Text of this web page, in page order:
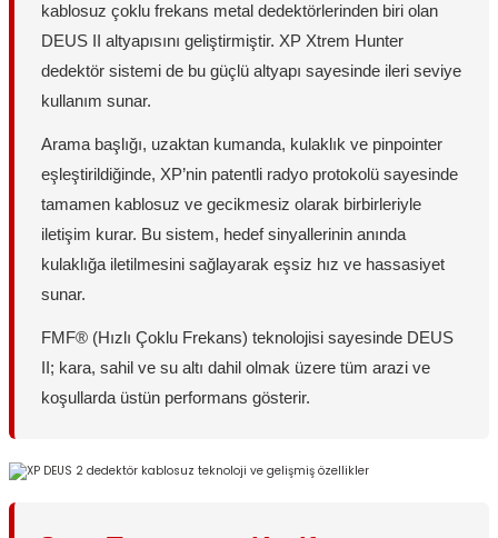
kablosuz çoklu frekans metal dedektörlerinden biri olan
DEUS II altyapısını geliştirmiştir. XP Xtrem Hunter
dedektör sistemi de bu güçlü altyapı sayesinde ileri seviye
kullanım sunar.
Arama başlığı, uzaktan kumanda, kulaklık ve pinpointer
eşleştirildiğinde, XP’nin patentli radyo protokolü sayesinde
tamamen kablosuz ve gecikmesiz olarak birbirleriyle
iletişim kurar. Bu sistem, hedef sinyallerinin anında
kulaklığa iletilmesini sağlayarak eşsiz hız ve hassasiyet
sunar.
FMF® (Hızlı Çoklu Frekans) teknolojisi sayesinde DEUS
II; kara, sahil ve su altı dahil olmak üzere tüm arazi ve
koşullarda üstün performans gösterir.